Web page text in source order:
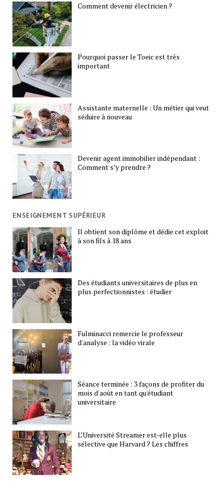
Comment devenir électricien ?
Pourquoi passer le Toeic est très
important
Assistante maternelle : Un métier qui veut
séduire à nouveau
Devenir agent immobilier indépendant :
Comment s’y prendre ?
ENSEIGNEMENT SUPÉRIEUR
Il obtient son diplôme et dédie cet exploit
à son fils à 18 ans
Des étudiants universitaires de plus en
plus perfectionnistes : étudier
Fulminacci remercie le professeur
d'analyse : la vidéo virale
Séance terminée : 3 façons de profiter du
mois d'août en tant qu'étudiant
universitaire
L’Université Streamer est-elle plus
sélective que Harvard ? Les chiffres